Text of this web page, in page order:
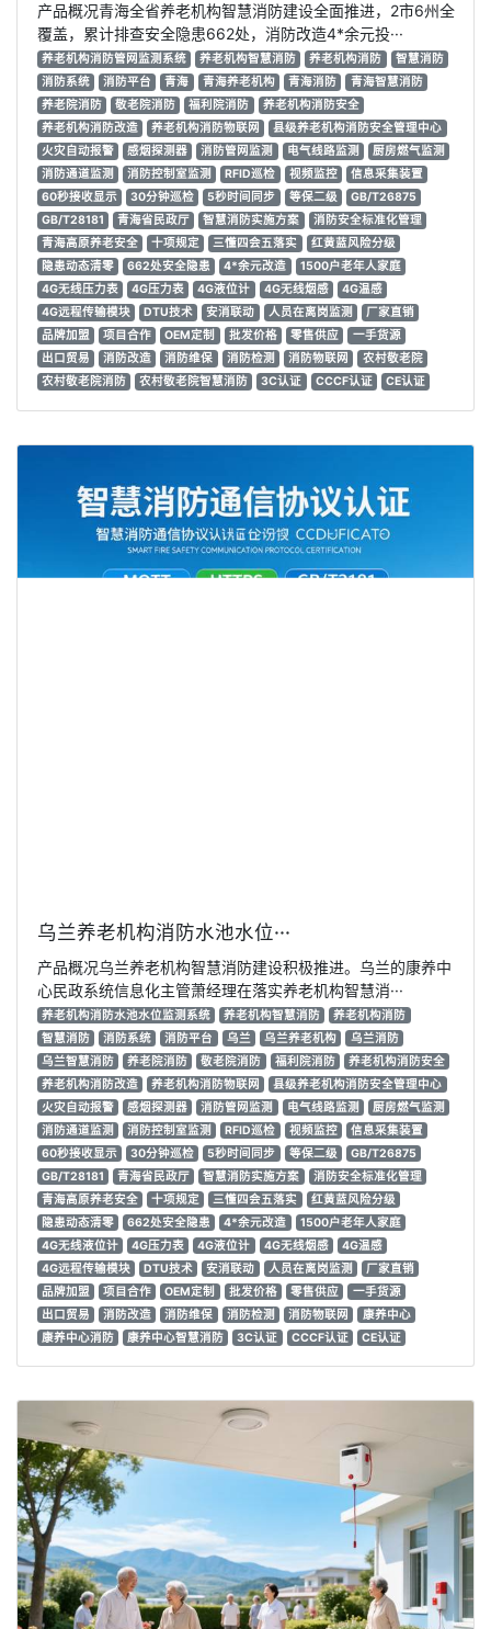
产品概况青海全省养老机构智慧消防建设全面推进，2市6州全
覆盖，累计排查安全隐患662处，消防改造4*余元投···
养老机构消防管网监测系统 养老机构智慧消防 养老机构消防
智慧消防
消防系统
消防平台 青海 青海养老机构 青海消防
青海智慧消防
养老院消防
敬老院消防 福利院消防
养老机构消防安全
养老机构消防改造
养老机构消防物联网
县级养老机构消防安全管理中心
火灾自动报警
感烟探测器 消防管网监测 电气线路监测
厨房燃气监测
消防通道监测
消防控制室监测 RFID巡检 视频监控
信息采集装置
60秒接收显示
30分钟巡检 5秒时间同步 等保二级
GB/T26875
GB/T28181
青海省民政厅 智慧消防实施方案
消防安全标准化管理
青海高原养老安全
十项规定 三懂四会五落实
红黄蓝风险分级
隐患动态清零
662处安全隐患 4*余元改造
1500户老年人家庭
4G无线压力表
4G压力表 4G液位计 4G无线烟感
4G温感
4G远程传输模块
DTU技术 安消联动 人员在离岗监测
厂家直销
品牌加盟
项目合作 OEM定制 批发价格 零售供应
一手货源
出口贸易
消防改造 消防维保 消防检测 消防物联网
农村敬老院
农村敬老院消防
农村敬老院智慧消防 3C认证 CCCF认证 CE认证
乌兰养老机构消防水池水位···
产品概况乌兰养老机构智慧消防建设积极推进。乌兰的康养中
心民政系统信息化主管萧经理在落实养老机构智慧消···
养老机构消防水池水位监测系统 养老机构智慧消防
养老机构消防
智慧消防
消防系统 消防平台 乌兰 乌兰养老机构
乌兰消防
乌兰智慧消防
养老院消防 敬老院消防 福利院消防
养老机构消防安全
养老机构消防改造
养老机构消防物联网
县级养老机构消防安全管理中心
火灾自动报警
感烟探测器 消防管网监测 电气线路监测
厨房燃气监测
消防通道监测
消防控制室监测 RFID巡检 视频监控
信息采集装置
60秒接收显示
30分钟巡检 5秒时间同步 等保二级
GB/T26875
GB/T28181
青海省民政厅 智慧消防实施方案
消防安全标准化管理
青海高原养老安全
十项规定 三懂四会五落实
红黄蓝风险分级
隐患动态清零
662处安全隐患 4*余元改造
1500户老年人家庭
4G无线液位计
4G压力表 4G液位计 4G无线烟感
4G温感
4G远程传输模块
DTU技术 安消联动 人员在离岗监测
厂家直销
品牌加盟
项目合作 OEM定制 批发价格 零售供应
一手货源
出口贸易
消防改造 消防维保 消防检测 消防物联网
康养中心
康养中心消防
康养中心智慧消防 3C认证 CCCF认证 CE认证